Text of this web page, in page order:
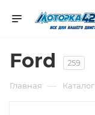
Ford 259
Главная — Каталог